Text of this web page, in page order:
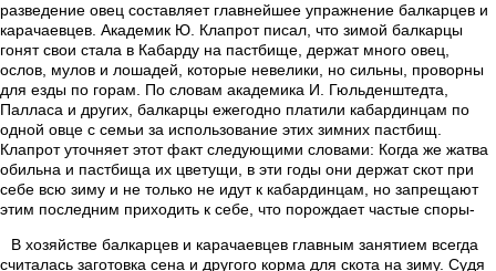
разведение овец составляет главнейшее упражнение балкарцев и
карачаевцев. Академик Ю. Клапрот писал, что зимой балкарцы
гонят свои стала в Кабарду на пастбище, держат много овец,
ослов, мулов и лошадей, которые невелики, но сильны, проворны
для езды по горам. По словам академика И. Гюльденштедта,
Палласа и других, балкарцы ежегодно платили кабардинцам по
одной овце с семьи за использование этих зимних пастбищ.
Клапрот уточняет этот факт следующими словами: Когда же жатва
обильна и пастбища их цветущи, в эти годы они держат скот при
себе всю зиму и не только не идут к кабардинцам, но запрещают
этим последним приходить к себе, что порождает частые споры-
В хозяйстве балкарцев и карачаевцев главным занятием всегда
считалась заготовка сена и другого корма для скота на зиму. Судя